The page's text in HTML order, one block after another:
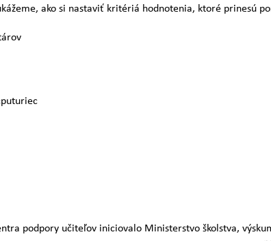
ako si nastaviť kritériá hodnotenia, ktoré prinesú
podpory učiteľov iniciovalo Ministerstvo školstva,